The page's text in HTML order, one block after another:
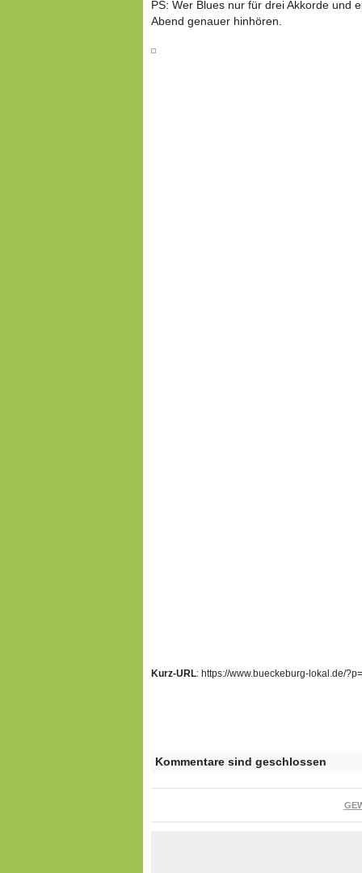
PS: Wer Blues nur für drei Akkorde und
Abend genauer hinhören.
Kurz-URL: https://www.bueckeburg-lokal.de/
Kommentare sind geschlossen